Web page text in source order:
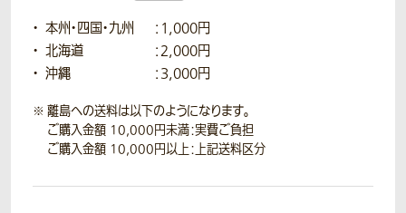
本州・四国・九州
：1,000円
北海道
：2,000円
沖縄
：3,000円
離島への送料は以下のようになります。
ご購入金額 10,000円未満：実費ご負担
ご購入金額 10,000円以上：上記送料区分